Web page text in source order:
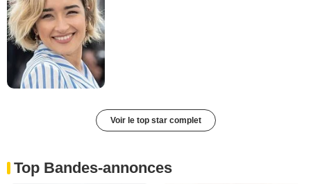
Voir le top star complet
Top Bandes-annonces